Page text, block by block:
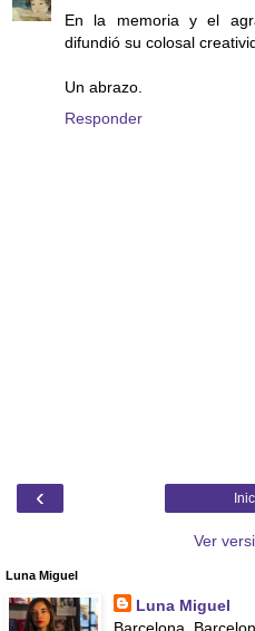
En la memoria y el
difundió su colosal
Un abrazo.
Responder
‹
Ver
Luna Miguel
Luna Miguel
Barcelona,